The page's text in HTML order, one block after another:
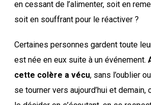
en cessant de l’alimenter, soit en
soit en souffrant pour le réactiver ?
Certaines personnes gardent toute
est née en eux suite à un événement.
cette colère a vécu, sans l’oublier
se tourner vers aujourd’hui et demain,